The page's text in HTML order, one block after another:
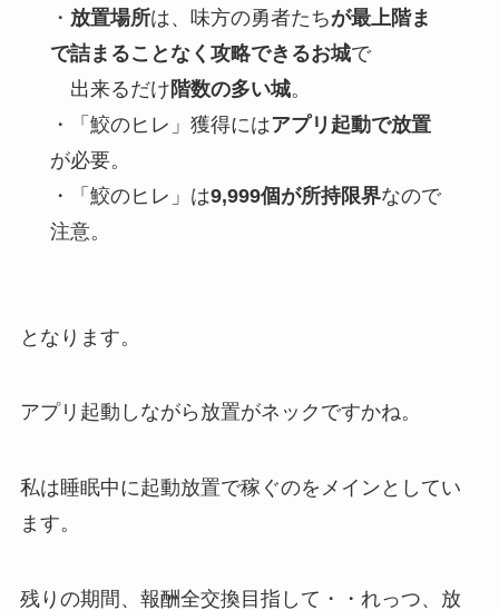
・ 放置場所は、味方の勇者たちが最上階ま
で詰まることなく攻略できるお城で
出来るだけ階数の多い城。
・「鮫のヒレ」獲得にはアプリ起動で放置
が必要。
・「鮫のヒレ」は9,999個が所持限界なので
注意。
となります。
アプリ起動しながら放置がネックですかね。
私は睡眠中に起動放置で稼ぐのをメインとしてい
ます。
残りの期間、報酬全交換目指して・・れっつ、放